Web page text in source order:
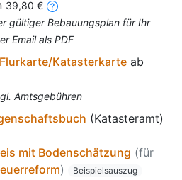
39,80 €
gültiger Bebauungsplan für Ihr
Email als PDF
Katasterkarte ab
Amtsgebühren
(Katasteramt)
mit Bodenschätzung (für
) Beispielsauszug